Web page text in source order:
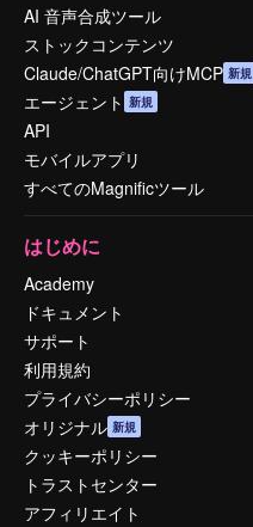
AI 音声合成ツール
ストックコンテンツ
Claude/ChatGPT向けMCP 新規
エージェント 新規
API
モバイルアプリ
すべてのMagnificツール
はじめに
Academy
ドキュメント
サポート
利用規約
プライバシーポリシー
オリジナル 新規
クッキーポリシー
トラストセンター
アフィリエイト